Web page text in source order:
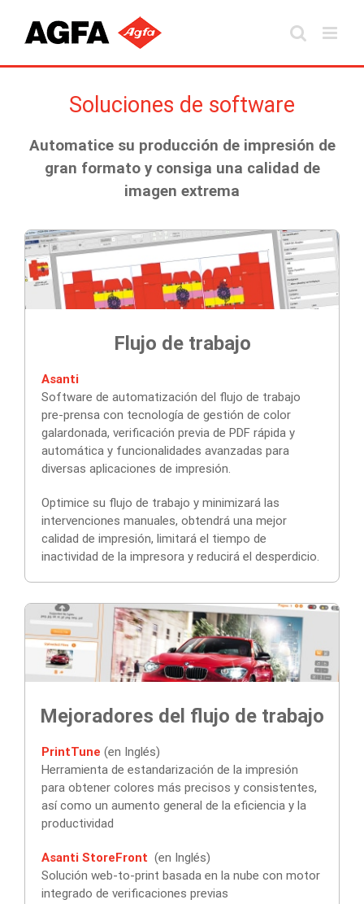
content
Soluciones de software
Automatice su producción de impresión de
gran formato y consiga una calidad de
imagen extrema
Flujo de trabajo
Asanti
Software de automatización del flujo de trabajo
pre-prensa con tecnología de gestión de color
galardonada, verificación previa de PDF rápida y
automática y funcionalidades avanzadas para
diversas aplicaciones de impresión.
Optimice su flujo de trabajo y minimizará las
intervenciones manuales, obtendrá una mejor
calidad de impresión, limitará el tiempo de
inactividad de la impresora y reducirá el desperdicio.
Mejoradores del flujo de trabajo
PrintTune (en Inglés)
Herramienta de estandarización de la impresión
para obtener colores más precisos y consistentes,
así como un aumento general de la eficiencia y la
productividad
Asanti StoreFront (en Inglés)
Solución web-to-print basada en la nube con motor
integrado de verificaciones previas